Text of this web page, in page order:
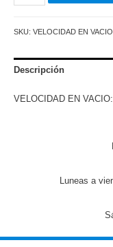
SKU: VELOCIDAD EN
Descripción
VELOCIDAD EN VACIO:
Luneas a